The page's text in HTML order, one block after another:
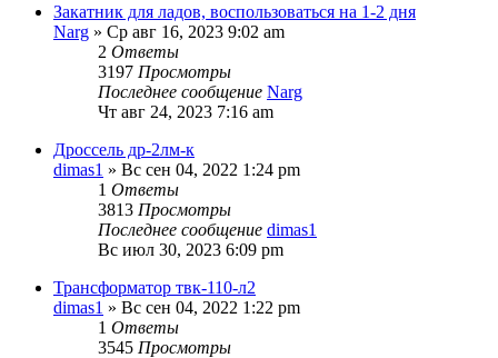
Закатник для ладов, воспользоваться на 1-2 дня
Narg » Ср авг 16, 2023 9:02 am
2 Ответы
3197 Просмотры
Последнее сообщение Narg
Чт авг 24, 2023 7:16 am
Дроссель др-2лм-к
dimas1 » Вс сен 04, 2022 1:24 pm
1 Ответы
3813 Просмотры
Последнее сообщение dimas1
Вс июл 30, 2023 6:09 pm
Трансформатор твк-110-л2
dimas1 » Вс сен 04, 2022 1:22 pm
1 Ответы
3545 Просмотры